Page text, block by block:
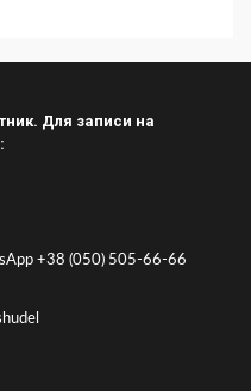
Для записи на
+38 (050) 505-66-66